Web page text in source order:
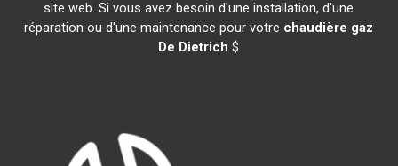
site web. Si vous avez besoin d'une installation, d'une
réparation ou d'une maintenance pour votre chaudière gaz
De Dietrich $